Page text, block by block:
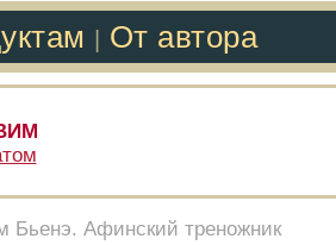
От автора
Бьенэ. Афинский треножник